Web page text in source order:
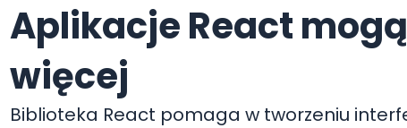
Aplikacje React mogą
więcej
Biblioteka React pomaga w tworzeniu